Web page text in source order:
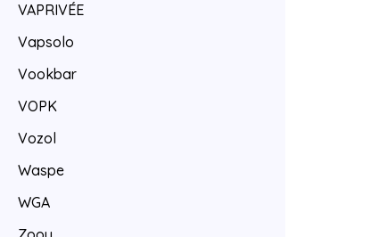
VAPRIVÉE
Vapsolo
Vookbar
VOPK
Vozol
Waspe
WGA